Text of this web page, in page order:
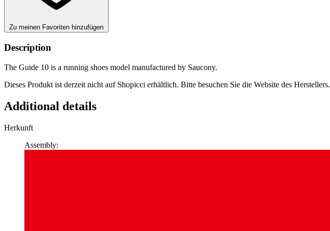
Zu meinen Favoriten hinzufügen
Description
The Guide 10 is a running shoes model manufactured by Saucony.
Dieses Produkt ist derzeit nicht auf Shopicci erhältlich. Bitte besuchen Sie die Website des Herstellers.
Additional details
Herkunft
Assembly: